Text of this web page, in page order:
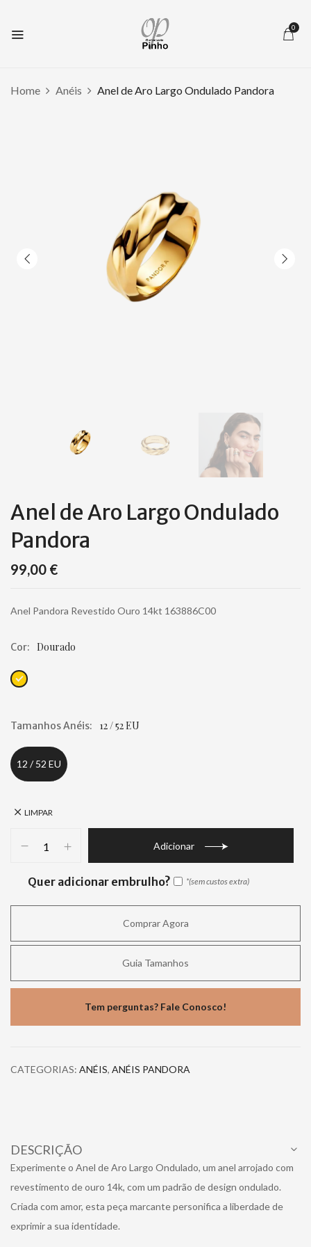
0
Home Anéis Anel de Aro Largo Ondulado Pandora
Anel de Aro Largo Ondulado
Pandora
99,00 €
Anel Pandora Revestido Ouro 14kt 163886C00
Cor Dourado
Tamanhos Anéis 12 / 52 EU
12 / 52 EU
LIMPAR
Adicionar
Quer adicionar embrulho?
Comprar Agora
Guia Tamanhos
Tem perguntas? Fale Conosco!
CATEGORIAS: ANÉIS, ANÉIS PANDORA
DESCRIÇÃO
Experimente o Anel de Aro Largo Ondulado, um anel arrojado com
revestimento de ouro 14k, com um padrão de design ondulado.
Criada com amor, esta peça marcante personifica a liberdade de
exprimir a sua identidade.